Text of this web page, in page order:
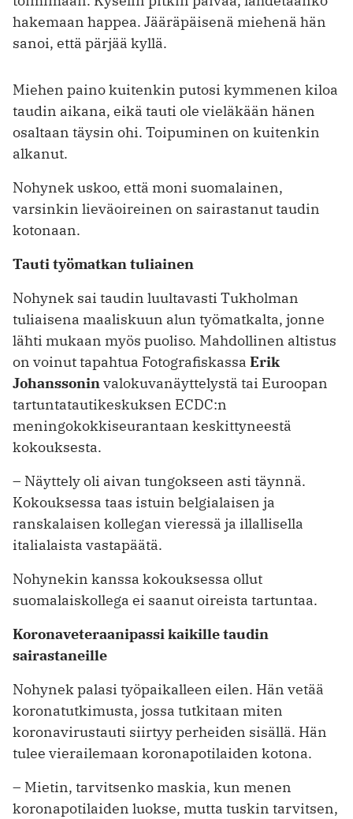
hakemaan happea. Jääräpäisenä miehenä hän
sanoi, että pärjää kyllä.
Miehen paino kuitenkin putosi kymmenen kiloa
taudin aikana, eikä tauti ole vieläkään hänen
osaltaan täysin ohi. Toipuminen on kuitenkin
alkanut.
Nohynek uskoo, että moni suomalainen,
varsinkin lieväoireinen on sairastanut taudin
kotonaan.
Tauti työmatkan tuliainen
Nohynek sai taudin luultavasti Tukholman
tuliaisena maaliskuun alun työmatkalta, jonne
lähti mukaan myös puoliso. Mahdollinen altistus
on voinut tapahtua Fotografiskassa Erik
Johanssoninvalokuvanäyttelystä tai Euroopan
tartuntatautikeskuksen ECDC:n
meningokokkiseurantaan keskittyneestä
kokouksesta.
– Näyttely oli aivan tungokseen asti täynnä.
Kokouksessa taas istuin belgialaisen ja
ranskalaisen kollegan vieressä ja illallisella
italialaista vastapäätä.
Nohynekin kanssa kokouksessa ollut
suomalaiskollega ei saanut oireista tartuntaa.
Koronaveteraanipassi kaikille taudin
sairastaneille
Nohynek palasi työpaikalleen eilen. Hän vetää
koronatutkimusta, jossa tutkitaan miten
koronavirustauti siirtyy perheiden sisällä. Hän
tulee vierailemaan koronapotilaiden kotona.
– Mietin, tarvitsenko maskia, kun menen
koronapotilaiden luokse, mutta tuskin tarvitsen,